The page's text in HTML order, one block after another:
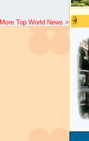
More Top World News >